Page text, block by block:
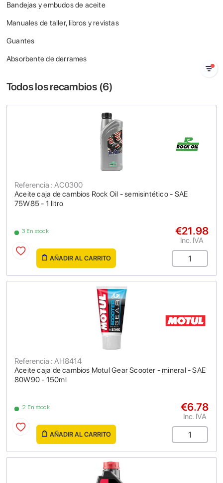
Bandejas y embudos de aceite
Manuales de taller, libros y revistas
Guantes
Absorbente de derrames
Todos los recambios (6)
Aceite caja de cambios Rock Oil - semisintético - SAE
75W85 - 1 litro
Referencia : AC0300
3 En stock €21.98
Inc. IVA
AÑADIR AL CARRITO
Aceite caja de cambios Motul Gear Scooter - mineral - SAE
80W90 - 150ml
Referencia : AH8414
2 En stock €6.78
Inc. IVA
AÑADIR AL CARRITO